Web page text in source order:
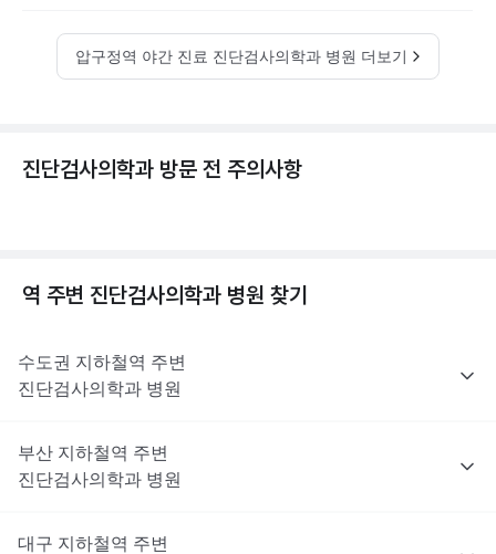
압구정역 야간 진료 진단검사의학과 병원 더보기
진단검사의학과 방문 전 주의사항
역 주변 진단검사의학과 병원 찾기
수도권 지하철역 주변
진단검사의학과 병원
부산 지하철역 주변
진단검사의학과 병원
대구 지하철역 주변